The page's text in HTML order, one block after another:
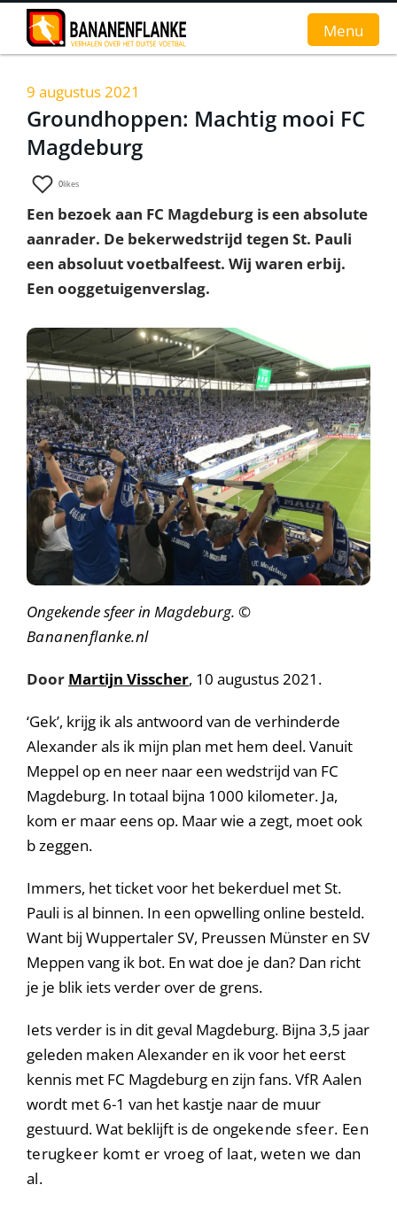
Home
Nieuws
Interviews
Groundhopverhalen
De fans
Achtergrond
Menu
9 augustus 2021
Groundhoppen: Machtig mooi FC
Magdeburg
0likes
Een bezoek aan FC Magdeburg is een absolute
aanrader. De bekerwedstrijd tegen St. Pauli
een absoluut voetbalfeest. Wij waren erbij.
Een ooggetuigenverslag.
Ongekende sfeer in Magdeburg. ©
Bananenflanke.nl
Door Martijn Visscher, 10 augustus 2021.
‘Gek’, krijg ik als antwoord van de verhinderde
Alexander als ik mijn plan met hem deel. Vanuit
Meppel op en neer naar een wedstrijd van FC
Magdeburg. In totaal bijna 1000 kilometer. Ja,
kom er maar eens op. Maar wie a zegt, moet ook
b zeggen.
Immers, het ticket voor het bekerduel met St.
Pauli is al binnen. In een opwelling online besteld.
Want bij Wuppertaler SV, Preussen Münster en SV
Meppen vang ik bot. En wat doe je dan? Dan richt
je je blik iets verder over de grens.
Iets verder is in dit geval Magdeburg. Bijna 3,5 jaar
geleden maken Alexander en ik voor het eerst
kennis met FC Magdeburg en zijn fans. VfR Aalen
wordt met 6-1 van het kastje naar de muur
gestuurd. Wat beklijft is de ongekende sfeer. Een
terugkeer komt er vroeg of laat, weten we dan
al.